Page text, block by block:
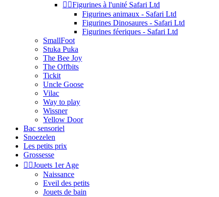
 Figurines à l'unité Safari Ltd
Figurines animaux - Safari Ltd
Figurines Dinosaures - Safari Ltd
Figurines féeriques - Safari Ltd
SmallFoot
Stuka Puka
The Bee Joy
The Offbits
Tickit
Uncle Goose
Vilac
Way to play
Wissner
Yellow Door
Bac sensoriel
Snoezelen
Les petits prix
Grossesse
 Jouets 1er Age
Naissance
Eveil des petits
Jouets de bain